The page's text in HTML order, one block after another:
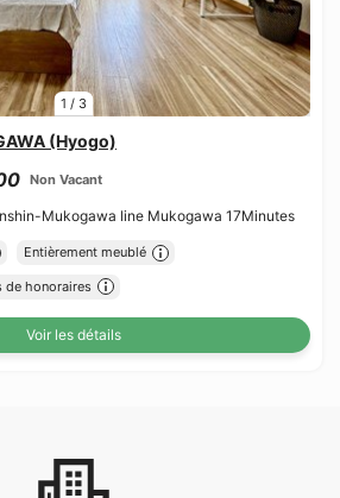
1 / 3
(Hyogo)
Non Vacant
Mukogawa line Mukogawa 17Minutes
Entièrement meublé
de honoraires
Voir les détails